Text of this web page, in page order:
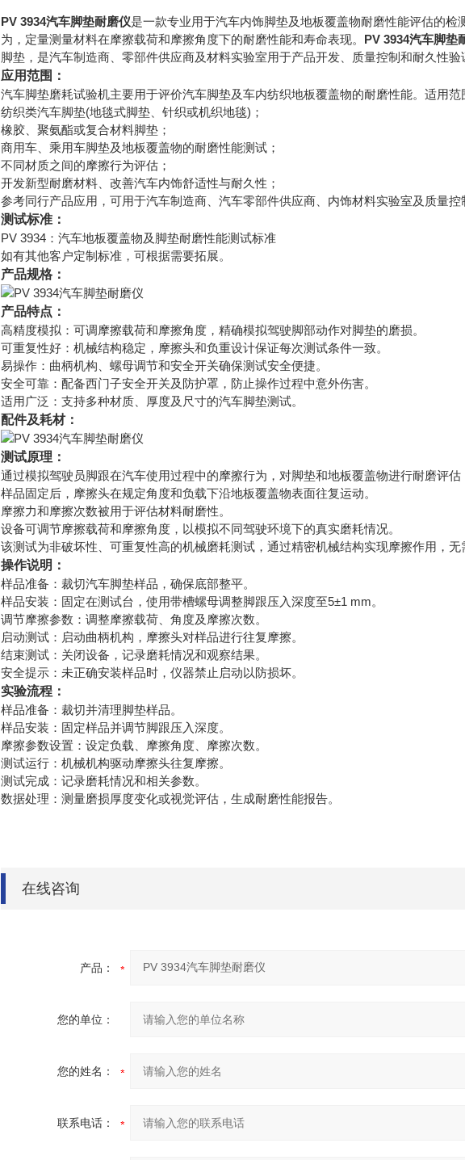
PV 3934汽车脚垫耐磨仪是一款专业用于汽车内饰脚垫及地板覆盖物耐磨性能评估的
为，定量测量材料在摩擦载荷和摩擦角度下的耐磨性能和寿命表现。 PV 3934汽车脚垫
脚垫，是汽车制造商、零部件供应商及材料实验室用于产品开发、质量控制和耐久性验
应用范围：
汽车脚垫磨耗试验机主要用于评价汽车脚垫及车内纺织地板覆盖物的耐磨性能。适用范
纺织类汽车脚垫(地毯式脚垫、针织或机织地毯)；
橡胶、聚氨酯或复合材料脚垫；
商用车、乘用车脚垫及地板覆盖物的耐磨性能测试；
不同材质之间的摩擦行为评估；
开发新型耐磨材料、改善汽车内饰舒适性与耐久性；
参考同行产品应用，可用于汽车制造商、汽车零部件供应商、内饰材料实验室及质量控
测试标准：
PV 3934：汽车地板覆盖物及脚垫耐磨性能测试标准
如有其他客户定制标准，可根据需要拓展。
产品规格：
产品特点：
高精度模拟：可调摩擦载荷和摩擦角度，精确模拟驾驶脚部动作对脚垫的磨损。
可重复性好：机械结构稳定，摩擦头和负重设计保证每次测试条件一致。
易操作：曲柄机构、螺母调节和安全开关确保测试安全便捷。
安全可靠：配备西门子安全开关及防护罩，防止操作过程中意外伤害。
适用广泛：支持多种材质、厚度及尺寸的汽车脚垫测试。
配件及耗材：
测试原理：
通过模拟驾驶员脚跟在汽车使用过程中的摩擦行为，对脚垫和地板覆盖物进行耐磨评估
样品固定后，摩擦头在规定角度和负载下沿地板覆盖物表面往复运动。
摩擦力和摩擦次数被用于评估材料耐磨性。
设备可调节摩擦载荷和摩擦角度，以模拟不同驾驶环境下的真实磨耗情况。
该测试为非破坏性、可重复性高的机械磨耗测试，通过精密机械结构实现摩擦作用，无
操作说明：
样品准备：裁切汽车脚垫样品，确保底部整平。
样品安装：固定在测试台，使用带槽螺母调整脚跟压入深度至5±1 mm。
调节摩擦参数：调整摩擦载荷、角度及摩擦次数。
启动测试：启动曲柄机构，摩擦头对样品进行往复摩擦。
结束测试：关闭设备，记录磨耗情况和观察结果。
安全提示：未正确安装样品时，仪器禁止启动以防损坏。
实验流程：
样品准备：裁切并清理脚垫样品。
样品安装：固定样品并调节脚跟压入深度。
摩擦参数设置：设定负载、摩擦角度、摩擦次数。
测试运行：机械机构驱动摩擦头往复摩擦。
测试完成：记录磨耗情况和相关参数。
数据处理：测量磨损厚度变化或视觉评估，生成耐磨性能报告。
在线咨询
产品：
您的单位：
您的姓名：
联系电话：